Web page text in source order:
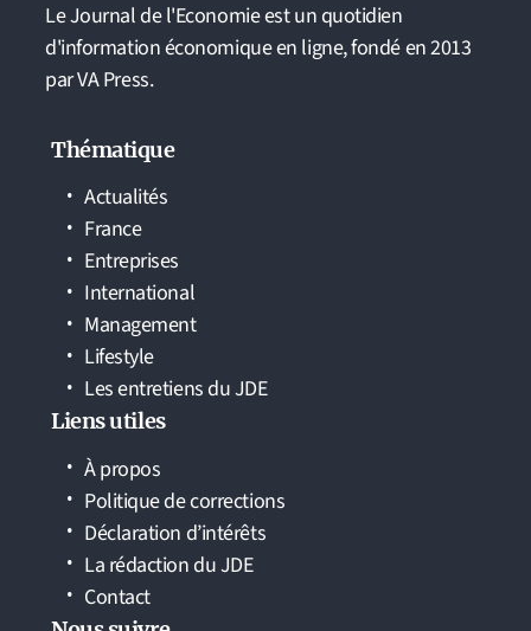
Le Journal de l'Economie est un quotidien
d'information économique en ligne, fondé en 2013
par VA Press.
Thématique
Actualités
France
Entreprises
International
Management
Lifestyle
Les entretiens du JDE
Liens utiles
À propos
Politique de corrections
Déclaration d’intérêts
La rédaction du JDE
Contact